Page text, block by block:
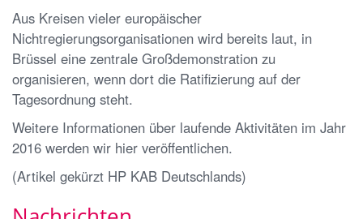
Aus Kreisen vieler europäischer
Nichtregierungsorganisationen wird bereits laut, in
Brüssel eine zentrale Großdemonstration zu
organisieren, wenn dort die Ratifizierung auf der
Tagesordnung steht.
Weitere Informationen über laufende Aktivitäten im Jahr
2016 werden wir hier veröffentlichen.
(Artikel gekürzt HP KAB Deutschlands)